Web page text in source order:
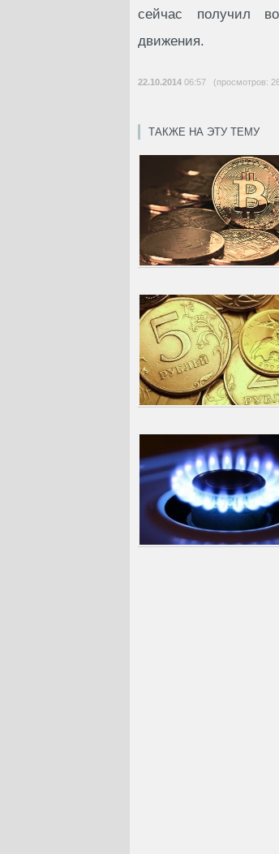
сейчас получил
движения.
22.10.2014 06:57 (просмотров:
ТАКЖЕ НА ЭТУ ТЕМУ